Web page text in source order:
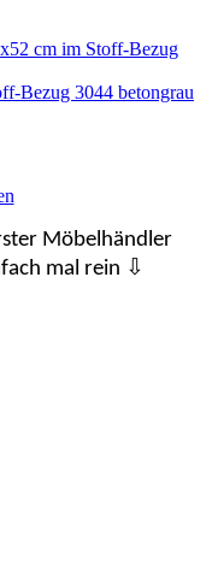
Bezug 3044 betongrau
Möbelhändler
mal rein ⇩